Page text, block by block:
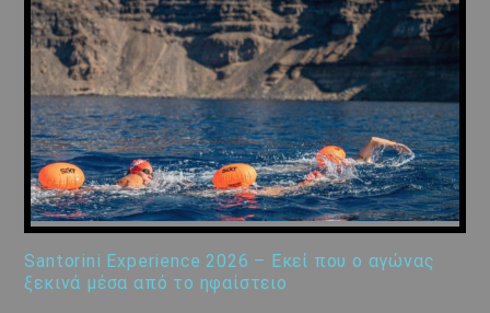
Santorini Experience 2026 – Εκεί που ο αγώνας
ξεκινά μέσα από το ηφαίστειο